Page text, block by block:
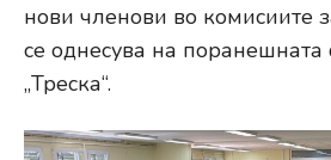
нови членови во комисиите
се однесува на
„Треска“.